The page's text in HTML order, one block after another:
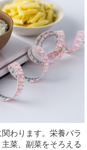
わります。栄養バラ
菜、副菜をそろえる